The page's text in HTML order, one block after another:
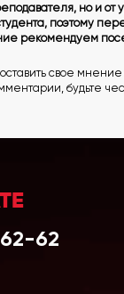
но и от
поэтому
рекомендуем
свое
будьте
62